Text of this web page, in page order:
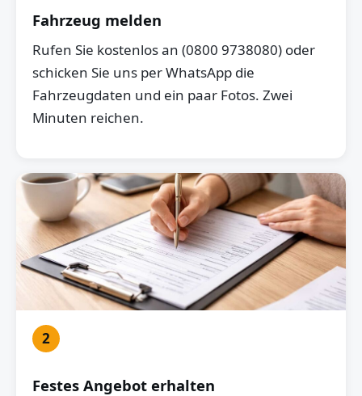
Fahrzeug melden
Rufen Sie kostenlos an (0800 9738080) oder
schicken Sie uns per WhatsApp die
Fahrzeugdaten und ein paar Fotos. Zwei
Minuten reichen.
2
Festes Angebot erhalten